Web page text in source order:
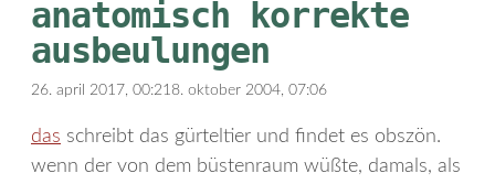
anatomisch korrekte
ausbeulungen
26. april 2017, 00:21 8. oktober 2004, 07:06
das schreibt das gürteltier und findet es obszön.
wenn der von dem büstenraum wüßte, damals, als